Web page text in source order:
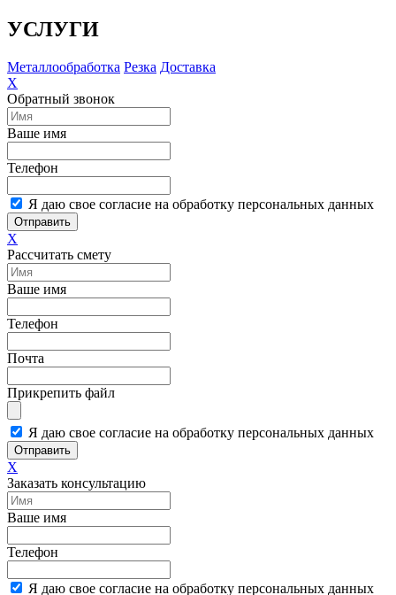
УСЛУГИ
Металлообработка Резка Доставка
X
Обратный звонок
Ваше имя
Телефон
Я даю свое согласие на обработку персональных данных
Отправить
X
Рассчитать смету
Ваше имя
Телефон
Почта
Прикрепить файл
Я даю свое согласие на обработку персональных данных
Отправить
X
Заказать консультацию
Ваше имя
Телефон
Я даю свое согласие на обработку персональных данных